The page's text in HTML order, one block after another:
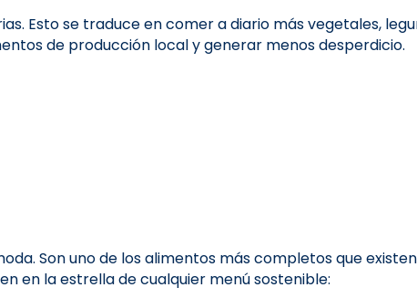
Esto se traduce en comer a diario más vegetales,
de producción local y generar menos desperdicio.
Son uno de los alimentos más completos que
en la estrella de cualquier menú sostenible: